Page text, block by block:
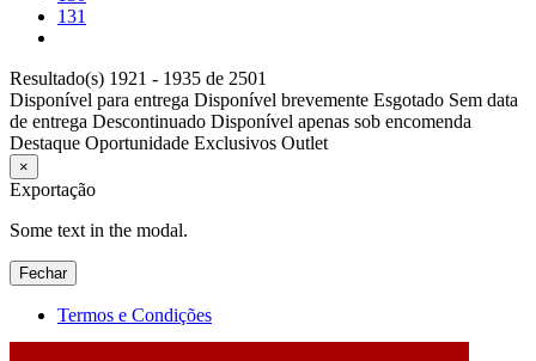
131
Resultado(s) 1921 - 1935 de 2501
Disponível para entrega Disponível brevemente Esgotado Sem data
de entrega Descontinuado Disponível apenas sob encomenda
Destaque Oportunidade Exclusivos Outlet
×
Exportação
Some text in the modal.
Fechar
Termos e Condições